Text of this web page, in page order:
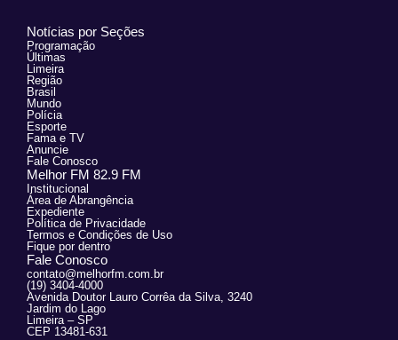
Notícias por Seções
Programação
Últimas
Limeira
Região
Brasil
Mundo
Polícia
Esporte
Fama e TV
Anuncie
Fale Conosco
Melhor FM 82.9 FM
Institucional
Área de Abrangência
Expediente
Política de Privacidade
Termos e Condições de Uso
Fique por dentro
Fale Conosco
contato@melhorfm.com.br
(19) 3404-4000
Avenida Doutor Lauro Corrêa da Silva, 3240
Jardim do Lago
Limeira – SP
CEP 13481-631